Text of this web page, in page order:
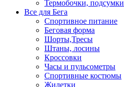
Термобочки, подсумки
Все для Бега
Спортивное питание
Беговая форма
Шорты,Тресы
Штаны, лосины
Кроссовки
Часы и пульсометры
Спортивные костюмы
Жилетки